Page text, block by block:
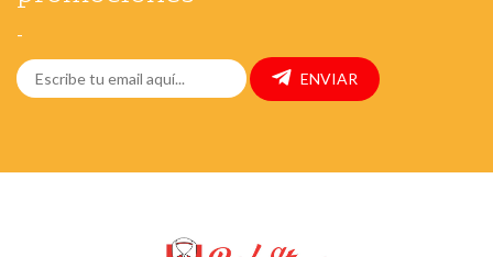
-
ENVIAR